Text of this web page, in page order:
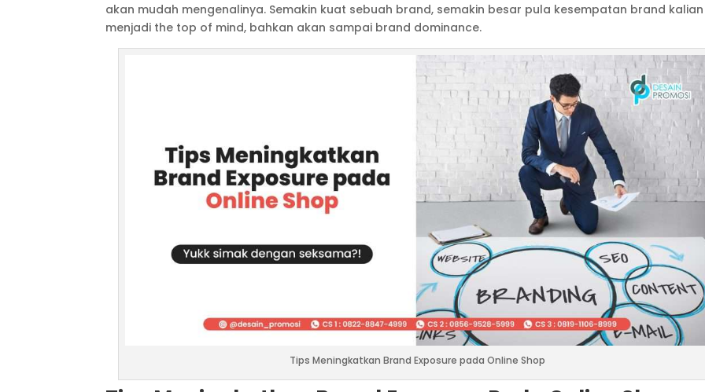
akan mudah mengenalinya. Semakin kuat sebuah brand, semakin besar pula kesempatan brand kalian
menjadi the top of mind, bahkan akan sampai brand dominance.
Tips Meningkatkan Brand Exposure pada Online Shop